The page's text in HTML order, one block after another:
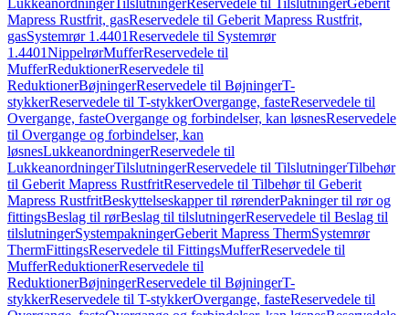
LukkeanordningerTilslutningerReservedele til TilslutningerGeberit
Mapress Rustfrit, gasReservedele til Geberit Mapress Rustfrit,
gasSystemrør 1.4401Reservedele til Systemrør
1.4401NippelrørMufferReservedele til
MufferReduktionerReservedele til
ReduktionerBøjningerReservedele til BøjningerT-
stykkerReservedele til T-stykkerOvergange, fasteReservedele til
Overgange, fasteOvergange og forbindelser, kan løsnesReservedele
til Overgange og forbindelser, kan
løsnesLukkeanordningerReservedele til
LukkeanordningerTilslutningerReservedele til TilslutningerTilbehør
til Geberit Mapress RustfritReservedele til Tilbehør til Geberit
Mapress RustfritBeskyttelseskapper til rørenderPakninger til rør og
fittingsBeslag til rørBeslag til tilslutningerReservedele til Beslag til
tilslutningerSystempakningerGeberit Mapress ThermSystemrør
ThermFittingsReservedele til FittingsMufferReservedele til
MufferReduktionerReservedele til
ReduktionerBøjningerReservedele til BøjningerT-
stykkerReservedele til T-stykkerOvergange, fasteReservedele til